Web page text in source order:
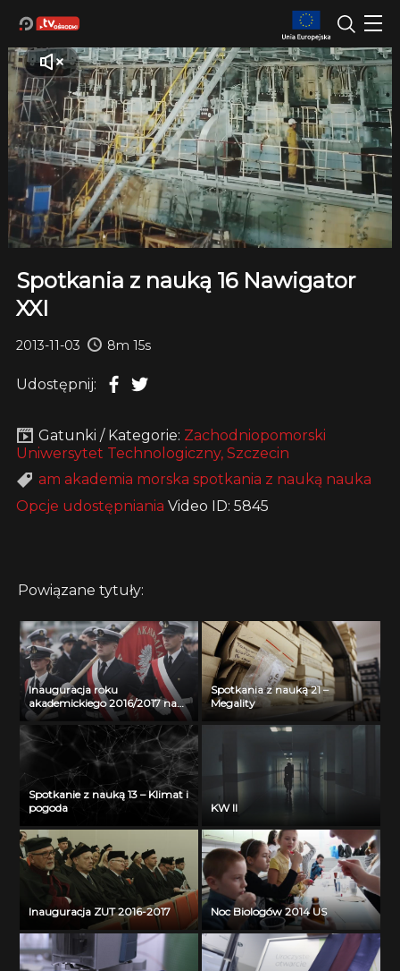
Spotkania z nauką 16 Nawigator
XXI
2013-11-03 8m 15s
Udostępnij:
Gatunki / Kategorie: Zachodniopomorski
Uniwersytet Technologiczny, Szczecin
am akademia morska spotkania z nauką nauka
Opcje udostępniania Video ID: 5845
Powiązane tytuły:
Inauguracja roku
akademickiego 2016/2017 na
Akademii Morskiej w
Szczecinie
Spotkania z nauką 21 –
Megality
Spotkanie z nauką 13 – Klimat i
pogoda
KW II
Inauguracja ZUT 2016-2017 Noc Biologów 2014 US